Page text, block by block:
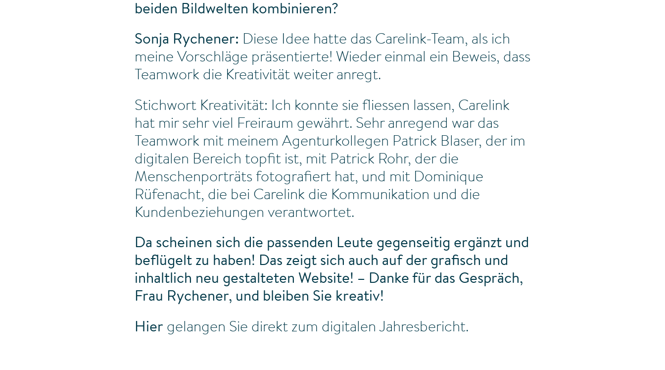
beiden Bildwelten kombinieren?
Sonja Rychener: Diese Idee hatte das Carelink-Team, als ich
meine Vorschläge präsentierte! Wieder einmal ein Beweis, dass
Teamwork die Kreativität weiter anregt.
Stichwort Kreativität: Ich konnte sie fliessen lassen, Carelink
hat mir sehr viel Freiraum gewährt. Sehr anregend war das
Teamwork mit meinem Agenturkollegen Patrick Blaser, der im
digitalen Bereich topfit ist, mit Patrick Rohr, der die
Menschenporträts fotografiert hat, und mit Dominique
Rüfenacht, die bei Carelink die Kommunikation und die
Kundenbeziehungen verantwortet.
Da scheinen sich die passenden Leute gegenseitig ergänzt und
beflügelt zu haben! Das zeigt sich auch auf der grafisch und
inhaltlich neu gestalteten Website! – Danke für das Gespräch,
Frau Rychener, und bleiben Sie kreativ!
Hier gelangen Sie direkt zum digitalen Jahresbericht.